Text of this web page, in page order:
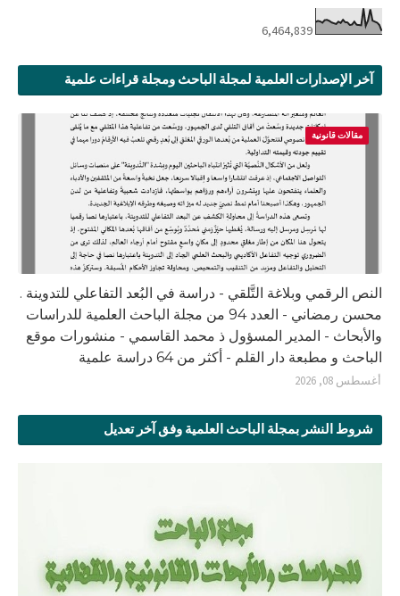
6,464,839
آخر الإصدارات العلمية لمجلة الباحث ومجلة قراءات علمية
مقالات قانونية
النص الرقمي وبلاغة التَّلقي - دراسة في البُعد التفاعلي للتدوينة .
محسن رمضاني - العدد 94 من مجلة الباحث العلمية للدراسات
والأبحاث - المدير المسؤول ذ محمد القاسمي - منشورات موقع
الباحث و مطبعة دار القلم - أكثر من 64 دراسة علمية
أغسطس 08, 2026
شروط النشر بمجلة الباحث العلمية وفق آخر تعديل